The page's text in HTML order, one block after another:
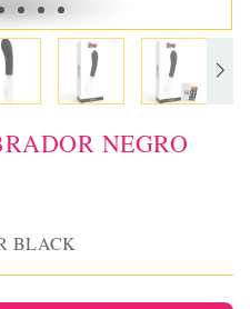
NEGRO
BLACK